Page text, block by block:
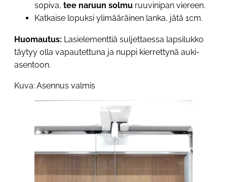
sopiva, tee naruun solmu ruuvinipan viereen.
Katkaise lopuksi ylimääräinen lanka, jätä 1cm.
Huomautus: Lasielementtiä suljettaessa lapsilukko
täytyy olla vapautettuna ja nuppi kierrettynä auki-
asentoon.
Kuva: Asennus valmis